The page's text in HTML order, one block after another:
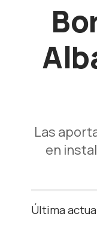
Las
en
Última